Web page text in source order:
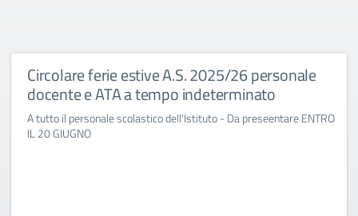
Circolare ferie estive A.S. 2025/26 personale
docente e ATA a tempo indeterminato
A tutto il personale scolastico dell'Istituto - Da preseentare ENTRO
IL 20 GIUGNO